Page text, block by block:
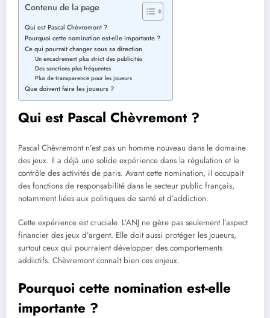
Contenu de la page
Qui est Pascal Chèvremont ?
Pourquoi cette nomination est-elle importante ?
Ce qui pourrait changer sous sa direction
Un encadrement plus strict des publicités
Des sanctions plus fréquentes
Plus de transparence pour les joueurs
Que doivent faire les joueurs ?
Qui est Pascal Chèvremont ?
Pascal Chèvremont n’est pas un homme nouveau dans le domaine
des jeux. Il a déjà une solide expérience dans la régulation et le
contrôle des activités de paris. Avant cette nomination, il occupait
des fonctions de responsabilité dans le secteur public français,
notamment liées aux politiques de santé et d’addiction.
Cette expérience est cruciale. L’ANJ ne gère pas seulement l’aspect
financier des jeux d’argent. Elle doit aussi protéger les joueurs,
surtout ceux qui pourraient développer des comportements
addictifs. Chèvremont connaît bien ces enjeux.
Pourquoi cette nomination est-elle
importante ?